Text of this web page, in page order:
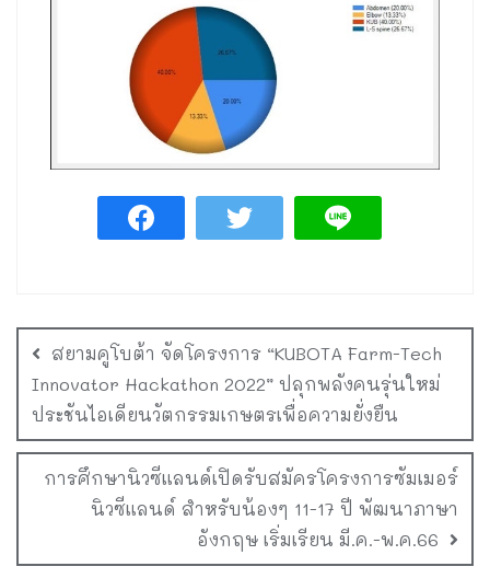
สยามคูโบต้า จัดโครงการ “KUBOTA Farm-Tech
Innovator Hackathon 2022” ปลุกพลังคนรุ่นใหม่
ประชันไอเดียนวัตกรรมเกษตรเพื่อความยั่งยืน
การศึกษานิวซีแลนด์เปิดรับสมัครโครงการซัมเมอร์
นิวซีแลนด์ สำหรับน้องๆ 11-17 ปี พัฒนาภาษา
อังกฤษ เริ่มเรียน มี.ค.-พ.ค.66